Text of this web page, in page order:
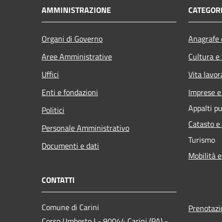
AMMINISTRAZIONE
Organi di Governo
Aree Amministrative
Uffici
Enti e fondazioni
Politici
Personale Amministrativo
Documenti e dati
Cultura
Vita
Imprese
Appalti
Catasto
Turismo
Mobilità
CONTATTI
Comune di Carini